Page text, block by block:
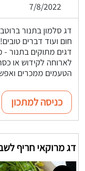
7/8/2022
דג סלמון בתנור
חום ועוד דברים
דגים מתוקים בתנור
לארוחה לקידוש או
הטעמים ממכרים
כניסה למתכון
דג מרוקאי חריף